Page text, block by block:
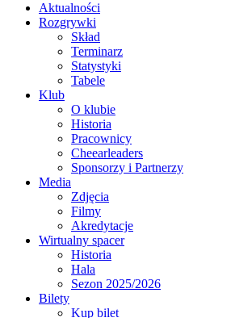
Aktualności
Rozgrywki
Skład
Terminarz
Statystyki
Tabele
Klub
O klubie
Historia
Pracownicy
Cheearleaders
Sponsorzy i Partnerzy
Media
Zdjęcia
Filmy
Akredytacje
Wirtualny spacer
Historia
Hala
Sezon 2025/2026
Bilety
Kup bilet